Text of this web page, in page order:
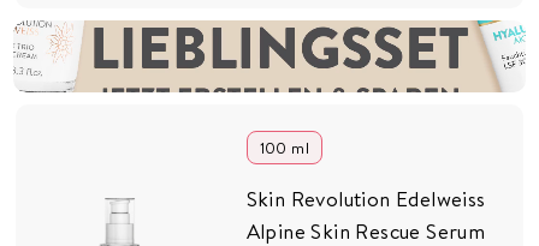
9
0
€
Erstelle dein eigenes Lieblingsset
Jetzt erstellen und sparen!
100 ml
Skin Revolution Edelweiss
Alpine Skin Rescue Serum